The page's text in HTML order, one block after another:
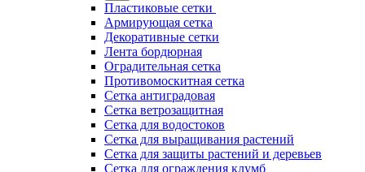
Пластиковые сетки
Армирующая сетка
Декоративные сетки
Лента бордюрная
Оградительная сетка
Противомоскитная сетка
Сетка антиградовая
Сетка ветрозащитная
Сетка для водостоков
Сетка для выращивания растений
Сетка для защиты растений и деревьев
Сетка для ограждения клумб